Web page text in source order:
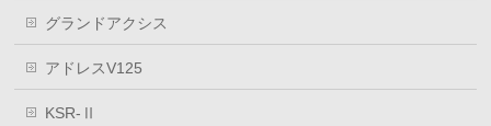
グランドアクシス
アドレスV125
KSR-Ⅱ